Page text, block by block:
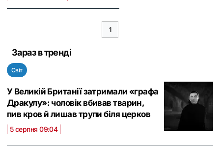
1
Зараз в тренді
Світ
У Великій Британії затримали «графа
Дракулу»: чоловік вбивав тварин,
пив кров й лишав трупи біля церков
5 серпня 09:04